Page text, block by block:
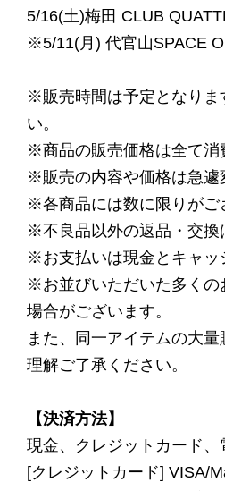
5/16(土)梅田 CLUB
※5/11(月) 代官山SPACE
※販売時間は予定となりま
い。
※商品の販売価格は全て消
※販売の内容や価格は急遽
※各商品には数に限りがご
※不良品以外の返品・交換
※お支払いは現金とキャッ
※お並びいただいた多くの
場合がございます。
また、同一アイテムの大
理解ご了承ください。
【決済方法】
現金、クレジットカード
[クレジットカード] VISA/